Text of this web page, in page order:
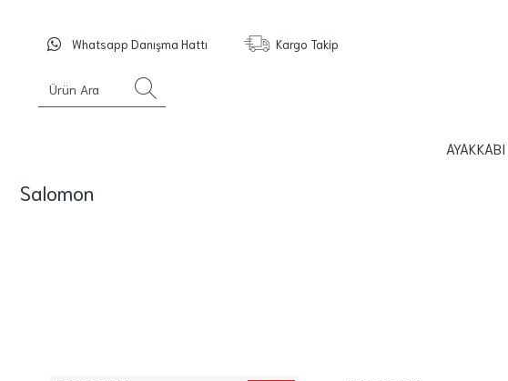
Whatsapp Danışma Hattı Kargo Takip
AYAKKABI
Salomon